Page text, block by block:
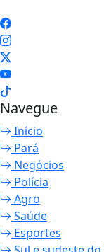
Navegue
Início
Pará
Negócios
Polícia
Agro
Saúde
Esportes